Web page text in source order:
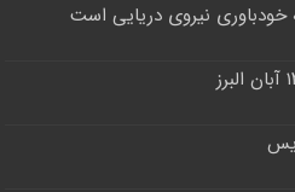
خودباوری نیروی دریایی است